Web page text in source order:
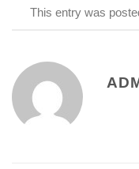
This entry was